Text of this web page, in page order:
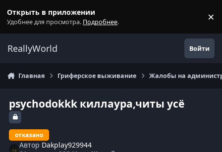
Открыть в приложении
Удобнее для просмотра. Подробнее. ×
ReallyWorld Войти
Главная Гриферское выживание Жалобы на
psychodokkk киллаура,читы усё
отказано
Автор Dakplay929944